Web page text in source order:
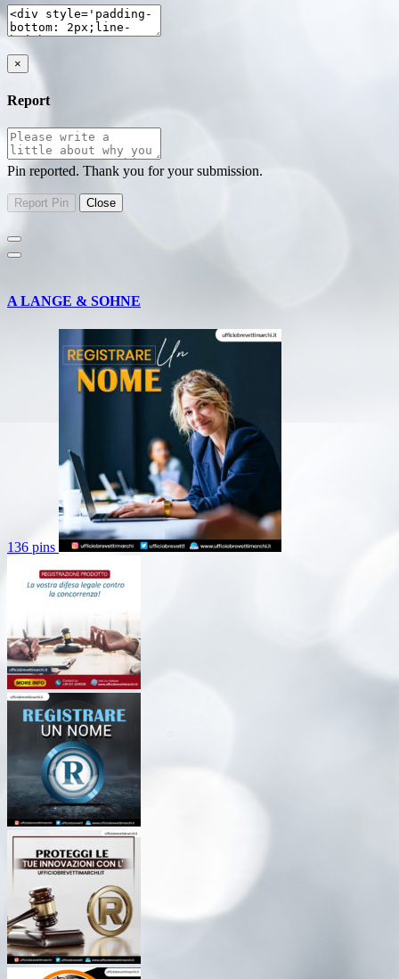
×
Report
Pin reported. Thank you for your submission.
A LANGE & SOHNE
136 pins